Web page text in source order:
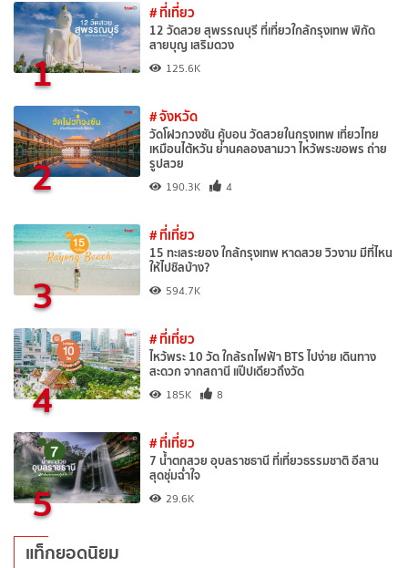
1
# ที่เที่ยว
12 วัดสวย สุพรรณบุรี ที่เที่ยวใกล้กรุงเทพ พิกัด
สายบุญ เสริมดวง
125.6K
2
# จังหวัด
วัดโฝวกวงซัน คู้บอน วัดสวยในกรุงเทพ เที่ยวไทย
เหมือนไต้หวัน ย่านคลองสามวา ไหว้พระขอพร ถ่าย
รูปสวย
190.3K 4
3
# ที่เที่ยว
15 ทะเลระยอง ใกล้กรุงเทพ หาดสวย วิวงาม มีที่ไหน
ให้ไปชิลบ้าง?
594.7K
4
# ที่เที่ยว
ไหว้พระ 10 วัด ใกล้รถไฟฟ้า BTS ไปง่าย เดินทาง
สะดวก จากสถานี แป๊ปเดียวถึงวัด
185K 8
5
# ที่เที่ยว
7 น้ำตกสวย อุบลราชธานี ที่เที่ยวธรรมชาติ อีสาน
สุดชุ่มฉ่ำใจ
29.6K
แท็กยอดนิยม